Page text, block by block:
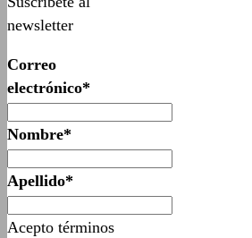
newsletter
Correo
electrónico*
Nombre*
Apellido*
Acepto términos